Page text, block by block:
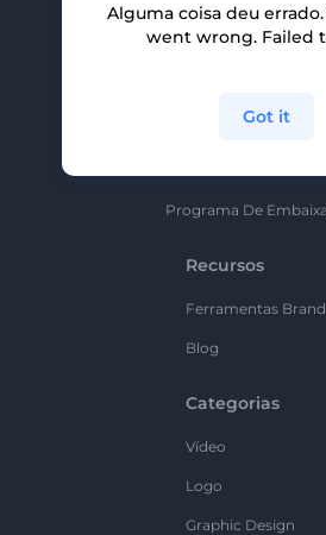
Programa De Afiliados
Programa De
Recursos
Ferramentas
Blog
Categorias
Vídeo
Logo
Graphic Design
Alguma coisa deu
went wrong. Failed
Got it